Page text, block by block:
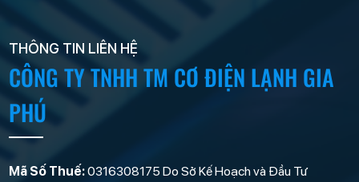
THÔNG TIN LIÊN HỆ
CÔNG TY TNHH TM CƠ ĐIỆN LẠNH GIA
PHÚ
Mã Số Thuế:0316308175 Do Sở Kế Hoạch và Đầu Tư